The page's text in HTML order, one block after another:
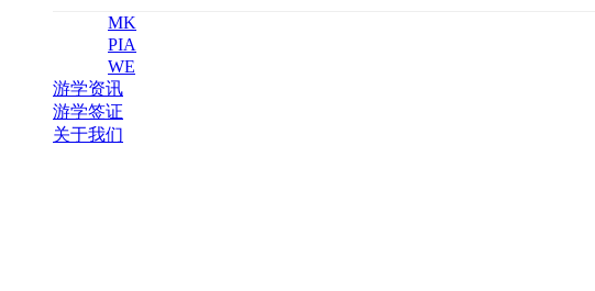
MK
PIA
WE
游学资讯
游学签证
关于我们